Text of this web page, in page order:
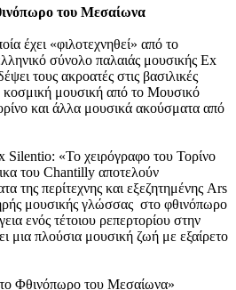
του Μεσαίωνα
έχει «φιλοτεχνηθεί» από το
σύνολο παλαιάς μουσικής Ex
τους ακροατές στις βασιλικές
κοσμική μουσική από το Μουσικό
και άλλα μουσικά ακούσματα από
Silentio: «Το χειρόγραφο του Τορίνο
του Chantilly αποτελούν
της περίτεχνης και εξεζητημένης Ars
μουσικής γλώσσας στο φθινόπωρο
ενός τέτοιου ρεπερτορίου στην
μια πλούσια μουσική ζωή με εξαίρετο
Φθινόπωρο του Μεσαίωνα»